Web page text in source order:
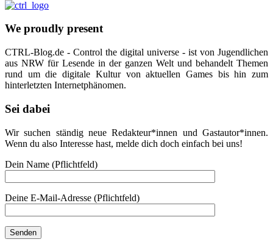
We proudly present
CTRL-Blog.de - Control the digital universe - ist von Jugendlichen
aus NRW für Lesende in der ganzen Welt und behandelt Themen
rund um die digitale Kultur von aktuellen Games bis hin zum
hinterletzten Internetphänomen.
Sei dabei
Wir suchen ständig neue Redakteur*innen und Gastautor*innen.
Wenn du also Interesse hast, melde dich doch einfach bei uns!
Dein Name (Pflichtfeld)
Deine E-Mail-Adresse (Pflichtfeld)